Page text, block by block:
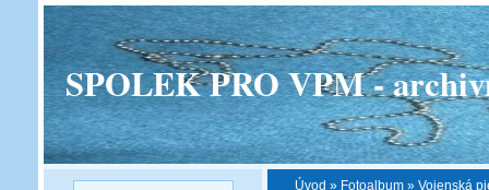
SPOLEK PRO VPM -
Úvod » Fotoalbum » Vojenská